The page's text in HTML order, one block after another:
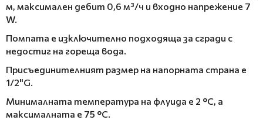
м, максимален дебит 0,6 м³/ч и входно напрежение 7
W.
Помпата е изключително подходяща за сгради с
недостиг на гореща вода.
Присъединителният размер на напорната страна е
1/2"G.
Минималната температура на флуида е 2 °C, а
максималната е 75 °C.